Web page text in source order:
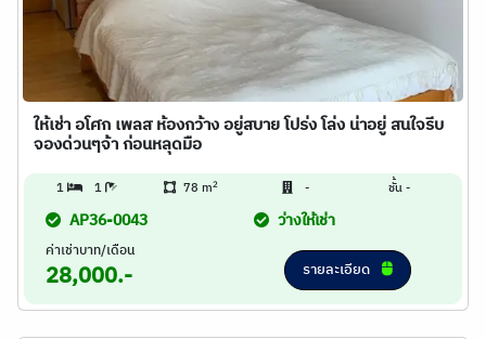
ให้เช่า อโศก เพลส ห้องกว้าง อยู่สบาย โปร่ง โล่ง น่าอยู่ สนใจรีบ
จองด่วนๆจ้า ก่อนหลุดมือ
1 1 78 m2 - ชั้น -
AP36-0043 ว่างให้เช่า
ค่าเช่าบาท/เดือน
28,000.- รายละเอียด